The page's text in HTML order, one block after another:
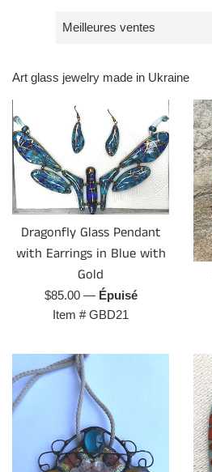
Trier
Art glass jewelry made in Ukraine
Dragonfly Glass Pendant
with Earrings in Blue with
Gold
Prix
régulier
$85.00 — Épuisé
Item #GBD21